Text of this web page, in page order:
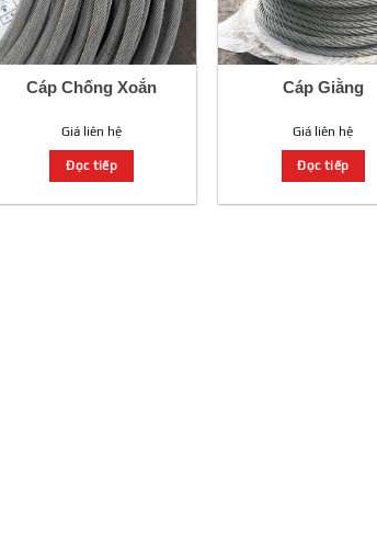
Cáp Chống Xoắn
Giá liên hệ
Đọc tiếp
Cáp Giằng
Giá liên hệ
Đọc tiếp